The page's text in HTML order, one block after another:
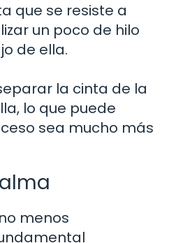
que se resiste a
un poco de hilo
de ella.
la cinta de la
lo que puede
sea mucho más
menos